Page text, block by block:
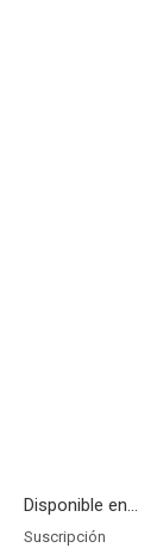
Disponible en...
Suscripción